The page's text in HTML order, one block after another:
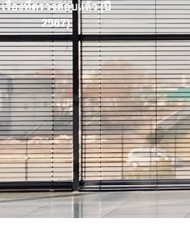
เรื่องที่ตรวจสอบแล้ว (ปี
2567)